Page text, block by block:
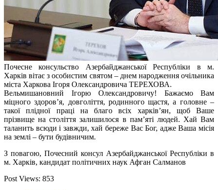
Почесне консульство Азербайджанської Республіки в м.
Харків вітає з особистим святом – днем народження очільника
міста Харкова Ігоря Олександровича ТЕРЕХОВА.
Вельмишановний Ігорю Олександровичу! Бажаємо Вам
міцного здоров’я, довголіття, родинного щастя, а головне –
такої плідної праці на благо всіх харків’ян, щоб Ваше
прізвище на століття залишилося в пам’яті людей. Хай Вам
таланить всюди і завжди, хай береже Вас Бог, адже Ваша місія
на землі – бути будівничим.
З повагою, Почесний консул Азербайджанської Республіки в
м. Харків, кандидат політичних наук Афган Салманов
Post Views: 853